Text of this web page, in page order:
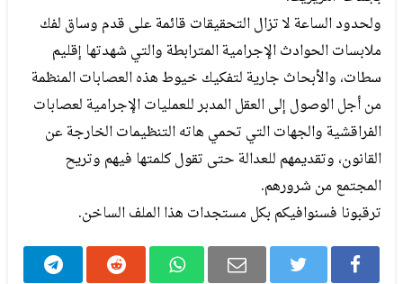
ولحدود الساعة لا تزال التحقيقات قائمة على قدم وساق لفك
ملابسات الحوادث الإجرامية المترابطة والتي شهدتها إقليم
سطات، والأبحاث جارية لتفكيك خيوط هذه العصابات المنظمة
من أجل الوصول إلى العقل المدبر للعمليات الإجرامية لعصابات
الفراقشية والجهات التي تحمي هاته التنظيمات الخارجة عن
القانون، وتقديمهم للعدالة حتى تقول كلمتها فيهم وتريح
المجتمع من شرورهم.
ترقبونا فسنوافيكم بكل مستجدات هذا الملف الساخن.